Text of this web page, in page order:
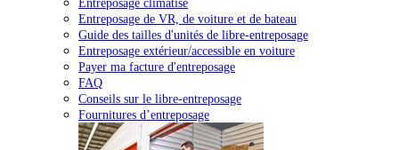
Entreposage de VR, de voiture et de bateau
Guide des tailles d'unités de libre-entreposage
Entreposage extérieur/accessible en voiture
Payer ma facture d'entreposage
FAQ
Conseils sur le libre-entreposage
Fournitures d’entreposage